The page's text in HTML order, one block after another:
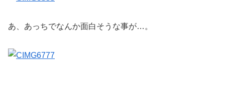
あ、あっちでなんか面白そうな事が…。